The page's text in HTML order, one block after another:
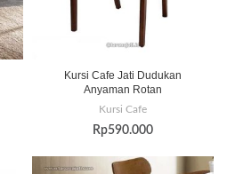
Kursi Cafe Jati Dudukan
Anyaman Rotan
Kursi Cafe
Rp590.000